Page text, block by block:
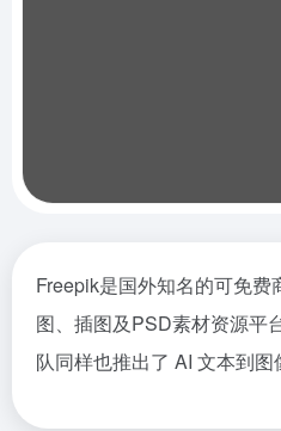
Freepik是国外知名的可免
图、插图及PSD素材资源平
队同样也推出了 AI 文本到图